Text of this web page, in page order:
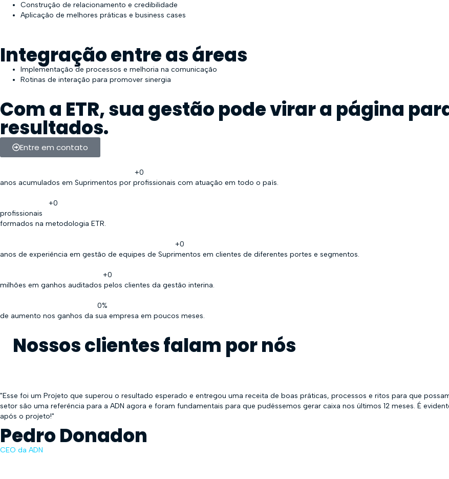
Construção de relacionamento e credibilidade
Aplicação de melhores práticas e business cases
Integração entre as áreas
Implementação de processos e melhoria na comunicação
Rotinas de interação para promover sinergia
Com a ETR, sua gestão pode virar a página
resultados.
Entre em contato
+0
anos acumulados em Suprimentos por profissionais com atuação em todo o país.
+0
profissionais
formados na metodologia ETR.
+0
anos de experiência em gestão de equipes de Suprimentos em clientes de diferentes portes e segmentos.
+0
milhões em ganhos auditados pelos clientes da gestão interina.
0%
de aumento nos ganhos da sua empresa em poucos meses.
Nossos clientes falam por nós
"Esse foi um Projeto que superou o resultado esperado e entregou uma receita de boas práticas, processos e ritos para que
setor são uma referência para a ADN agora e foram fundamentais para que pudéssemos gerar caixa nos últimos 12 meses. É
após o projeto!"
Pedro Donadon
CEO da ADN